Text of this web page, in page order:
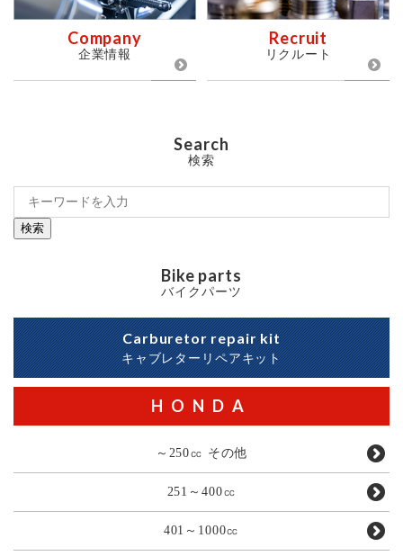
Company
企業情報
Recruit
リクルート
Search
検索
検索
Bike parts
バイクパーツ
Carburetor repair kit
キャブレターリペアキット
HONDA
～250㏄ その他
251～400㏄
401～1000㏄